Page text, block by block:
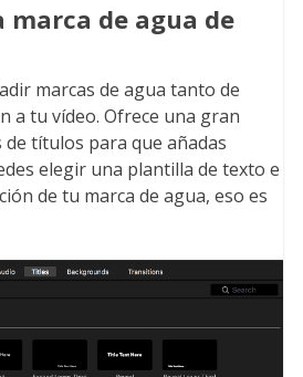
marca de agua de
marcas de agua tanto de
a tu vídeo. Ofrece una gran
títulos para que añadas
elegir una plantilla de texto e
de tu marca de agua, eso es